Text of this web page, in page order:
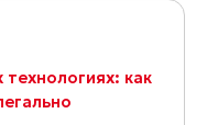
как